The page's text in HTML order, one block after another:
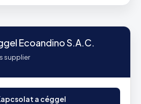
Ecoandino S.A.C.
supplier
a céggel